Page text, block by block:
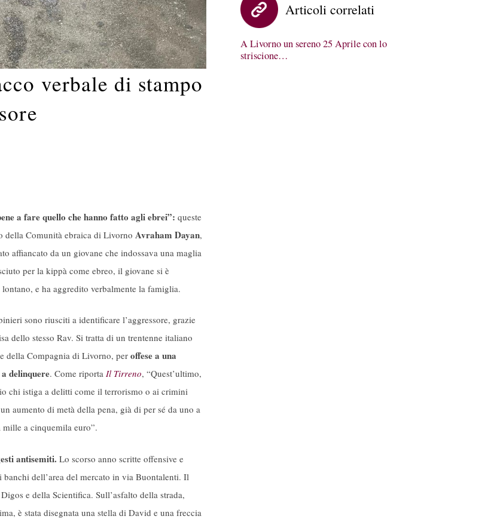
verbale di stampo
a fare quello che hanno fatto agli ebrei”: queste
della Comunità ebraica di Livorno Avraham Dayan,
affiancato da un giovane che indossava una maglia
per la kippà come ebreo, il giovane si è
e ha aggredito verbalmente la famiglia.
sono riusciti a identificare l’aggressore, grazie
dello stesso Rav. Si tratta di un trentenne italiano
della Compagnia di Livorno, per offese a una
delinquere. Come riporta Il Tirreno, “Quest’ultimo,
chi istiga a delitti come il terrorismo o ai crimini
aumento di metà della pena, già di per sé da uno a
a cinquemila euro”.
antisemiti. Lo scorso anno scritte offensive e
banchi dell’area del mercato in via Buontalenti. Il
e della Scientifica. Sull’asfalto della strada,
è stata disegnata una stella di David e una freccia
Articoli correlati
A Livorno un sereno 25 Aprile con lo
striscione…